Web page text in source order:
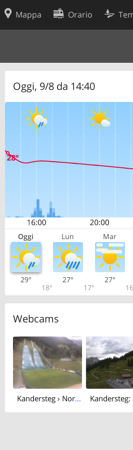
Mappa Orario
Oggi, 9/8 da 14:40
Oggi Lun Mar
29°
18°
27°
17°
27°
Webcams
Kandersteg › North-east